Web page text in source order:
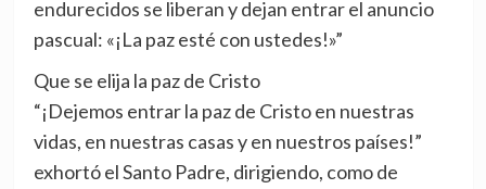
endurecidos se liberan y dejan entrar el anuncio
pascual: «¡La paz esté con ustedes!»”
Que se elija la paz de Cristo
“¡Dejemos entrar la paz de Cristo en nuestras
vidas, en nuestras casas y en nuestros países!”
exhortó el Santo Padre, dirigiendo, como de